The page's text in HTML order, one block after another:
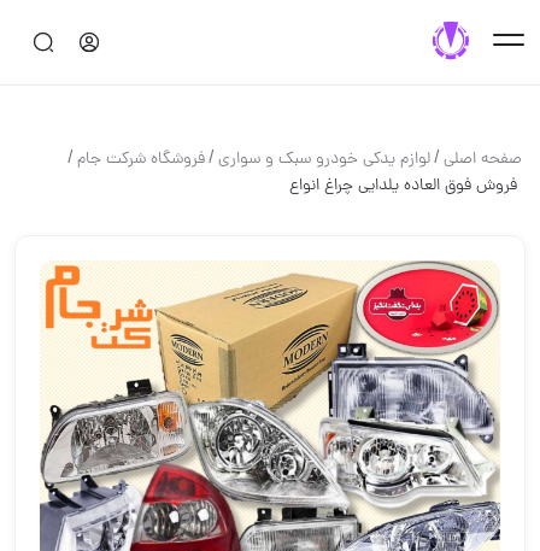
صفحه اصلی/لوازم یدکی خودرو سبک و سواری/فروشگاه شرکت جام/
️ فروش فوق العاده یلدایی چراغ انواع